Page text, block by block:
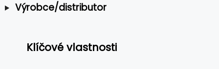
Výrobce/distributor
Klíčové vlastnosti